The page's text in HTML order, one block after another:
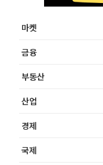
마켓
금융
부동산
산업
경제
국제